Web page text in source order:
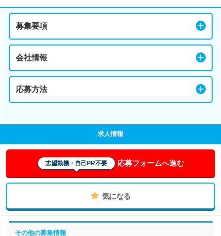
募集要項
会社情報
応募方法
求人情報
志望動機・自己PR不要 応募フォームへ進む
気になる
その他の募集情報